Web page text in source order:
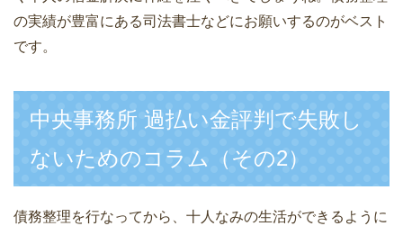
の実績が豊富にある司法書士などにお願いするのがベスト
です。
中央事務所 過払い金評判で失敗し
ないためのコラム（その2）
債務整理を行なってから、十人なみの生活ができるように